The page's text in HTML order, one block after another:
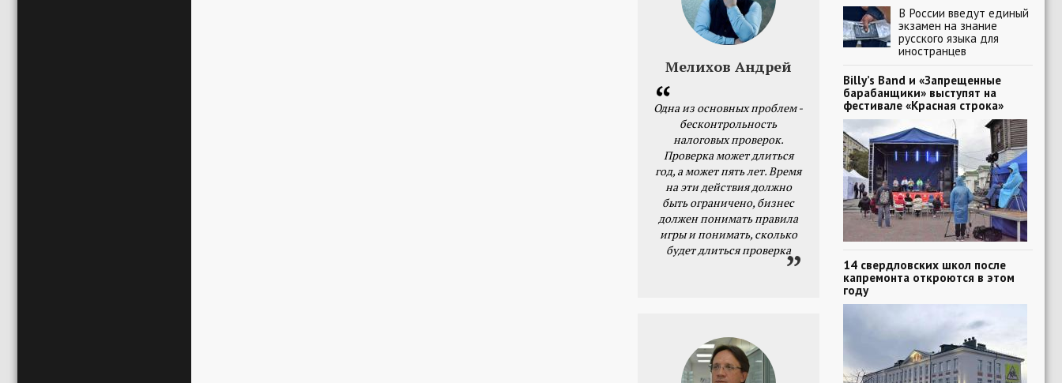
Мелихов Андрей
Одна из основных проблем -
бесконтрольность
налоговых проверок.
Проверка может длиться
год, а может пять лет. Время
на эти действия должно
быть ограничено, бизнес
должен понимать правила
игры и понимать, сколько
будет длиться проверка
В России введут единый
экзамен на знание
русского языка для
иностранцев
Billy’s Band и «Запрещенные
барабанщики» выступят на
фестивале «Красная строка»
14 свердловских школ после
капремонта откроются в этом
году